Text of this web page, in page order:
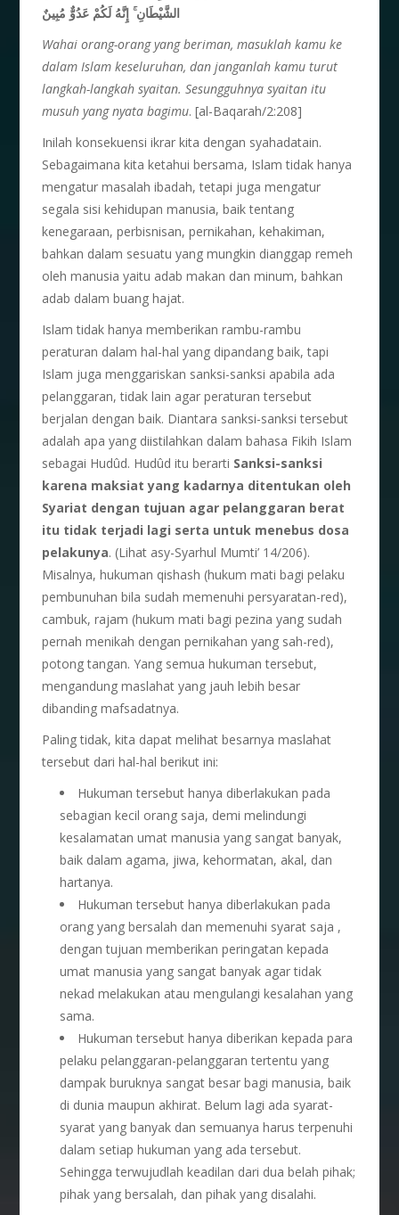
الشَّيْطَانِ ۚ إِنَّهُ لَكُمْ عَدُوٌّ مُبِينٌ
Wahai orang-orang yang beriman, masuklah kamu ke
dalam Islam keseluruhan, dan janganlah kamu turut
langkah-langkah syaitan. Sesungguhnya syaitan itu
musuh yang nyata bagimu. [al-Baqarah/2:208]
Inilah konsekuensi ikrar kita dengan syahadatain.
Sebagaimana kita ketahui bersama, Islam tidak hanya
mengatur masalah ibadah, tetapi juga mengatur
segala sisi kehidupan manusia, baik tentang
kenegaraan, perbisnisan, pernikahan, kehakiman,
bahkan dalam sesuatu yang mungkin dianggap remeh
oleh manusia yaitu adab makan dan minum, bahkan
adab dalam buang hajat.
Islam tidak hanya memberikan rambu-rambu
peraturan dalam hal-hal yang dipandang baik, tapi
Islam juga menggariskan sanksi-sanksi apabila ada
pelanggaran, tidak lain agar peraturan tersebut
berjalan dengan baik. Diantara sanksi-sanksi tersebut
adalah apa yang diistilahkan dalam bahasa Fikih Islam
sebagai Hudûd. Hudûd itu berarti Sanksi-sanksi
karena maksiat yang kadarnya ditentukan oleh
Syariat dengan tujuan agar pelanggaran berat
itu tidak terjadi lagi serta untuk menebus dosa
pelakunya. (Lihat asy-Syarhul Mumti’ 14/206).
Misalnya, hukuman qishash (hukum mati bagi pelaku
pembunuhan bila sudah memenuhi persyaratan-red),
cambuk, rajam (hukum mati bagi pezina yang sudah
pernah menikah dengan pernikahan yang sah-red),
potong tangan. Yang semua hukuman tersebut,
mengandung maslahat yang jauh lebih besar
dibanding mafsadatnya.
Paling tidak, kita dapat melihat besarnya maslahat
tersebut dari hal-hal berikut ini:
Hukuman tersebut hanya diberlakukan pada
sebagian kecil orang saja, demi melindungi
kesalamatan umat manusia yang sangat banyak,
baik dalam agama, jiwa, kehormatan, akal, dan
hartanya.
Hukuman tersebut hanya diberlakukan pada
orang yang bersalah dan memenuhi syarat saja ,
dengan tujuan memberikan peringatan kepada
umat manusia yang sangat banyak agar tidak
nekad melakukan atau mengulangi kesalahan yang
sama.
Hukuman tersebut hanya diberikan kepada para
pelaku pelanggaran-pelanggaran tertentu yang
dampak buruknya sangat besar bagi manusia, baik
di dunia maupun akhirat. Belum lagi ada syarat-
syarat yang banyak dan semuanya harus terpenuhi
dalam setiap hukuman yang ada tersebut.
Sehingga terwujudlah keadilan dari dua belah pihak;
pihak yang bersalah, dan pihak yang disalahi.